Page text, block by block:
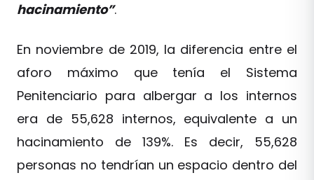
hacinamiento”.
En noviembre de 2019, la diferencia entre el
aforo máximo que tenía el Sistema
Penitenciario para albergar a los internos
era de 55,628 internos, equivalente a un
hacinamiento de 139%. Es decir, 55,628
personas no tendrían un espacio dentro del